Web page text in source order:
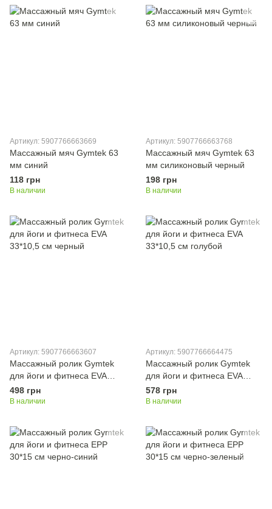
Артикул: 5907766663669
Массажный мяч Gymtek 63
мм синий
118 грн
В наличии
Артикул: 5907766663768
Массажный мяч Gymtek 63
мм силиконовый черный
198 грн
В наличии
Артикул: 5907766663607
Массажный ролик Gymtek
для йоги и фитнеса EVA
33*10,5 см черный
498 грн
В наличии
Артикул: 5907766664475
Массажный ролик Gymtek
для йоги и фитнеса EVA
33*10,5 см голубой
578 грн
В наличии